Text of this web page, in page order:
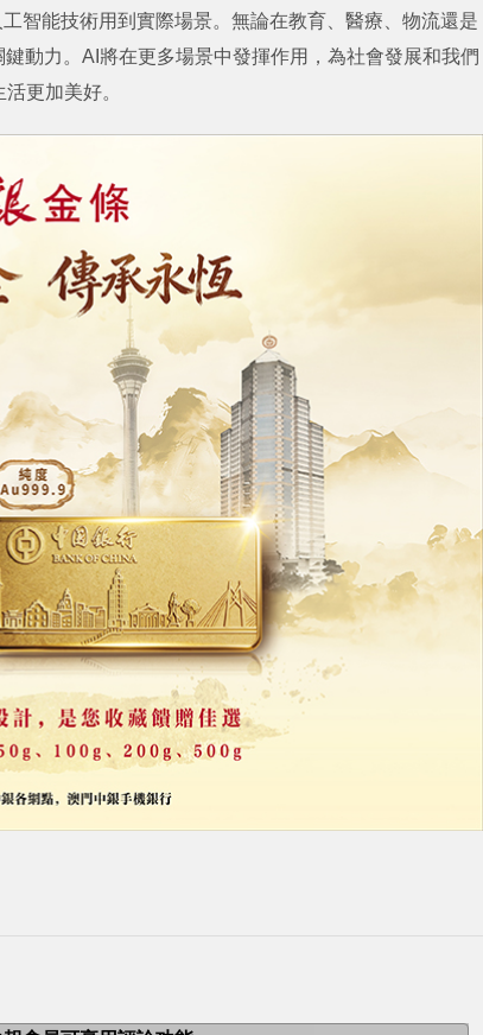
智能技術用到實際場景。無論在教育、醫療、物流還是
動力。AI將在更多場景中發揮作用，為社會發展和我們
更加美好。